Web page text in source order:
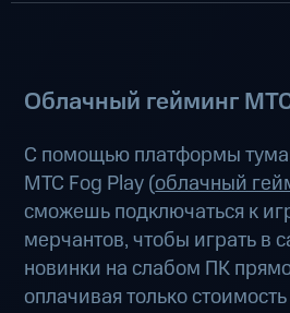
Облачный гейминг
С помощью платформы
МТС Fog Play (облачный
сможешь подключаться к
мерчантов, чтобы играть в
новинки на слабом ПК
оплачивая только